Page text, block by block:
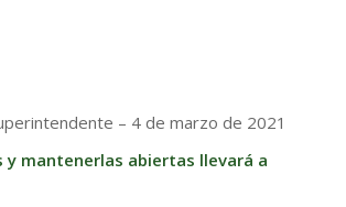
– 4 de marzo de 2021
y mantenerlas abiertas llevará a